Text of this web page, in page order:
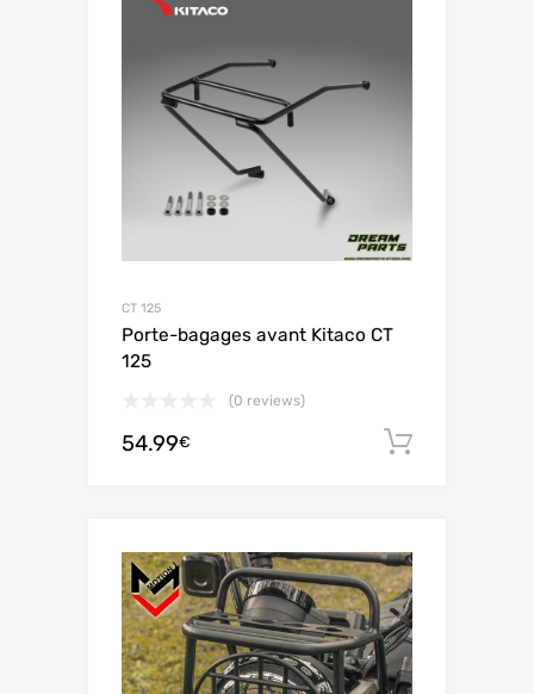
CT 125
Porte-bagages avant Kitaco CT
125
(0 reviews)
54.99€